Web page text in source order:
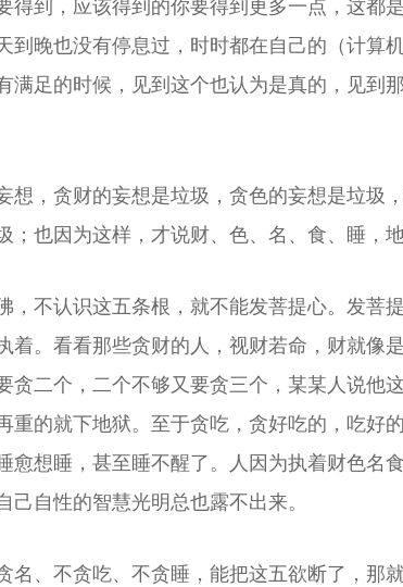
到，应该得到的你要得到更多一点，这都
晚也没有停息过，时时都在自己的（计算
足的时候，见到这个也认为是真的，见到
，贪财的妄想是垃圾，贪色的妄想是垃圾
也因为这样，才说财、色、名、食、睡，地
不认识这五条根，就不能发菩提心。发菩
。看看那些贪财的人，视财若命，财就像
二个，二个不够又要贪三个，某某人说他
的就下地狱。至于贪吃，贪好吃的，吃好
想睡，甚至睡不醒了。人因为执着财色名
自性的智慧光明总也露不出来。
、不贪吃、不贪睡，能把这五欲断了，那